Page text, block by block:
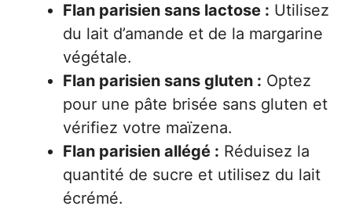
Flan parisien sans lactose : Utilisez
du lait d’amande et de la margarine
végétale.
Flan parisien sans gluten : Optez
pour une pâte brisée sans gluten et
vérifiez votre maïzena.
Flan parisien allégé : Réduisez la
quantité de sucre et utilisez du lait
écrémé.